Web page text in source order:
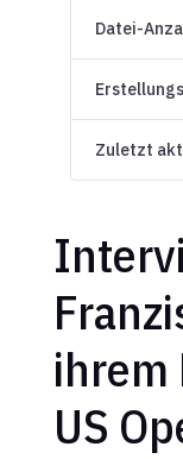
Datei-
Zuletzt
ihrem
US